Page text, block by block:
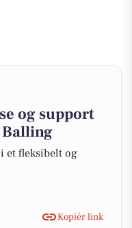
og support
et fleksibelt og
Kopiér link